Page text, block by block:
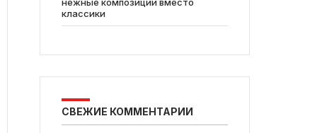
классики
СВЕЖИЕ КОММЕНТАРИИ